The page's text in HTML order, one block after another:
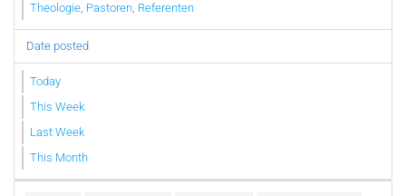
Theologie, Pastoren, Referenten
Date posted
Today
This Week
Last Week
This Month